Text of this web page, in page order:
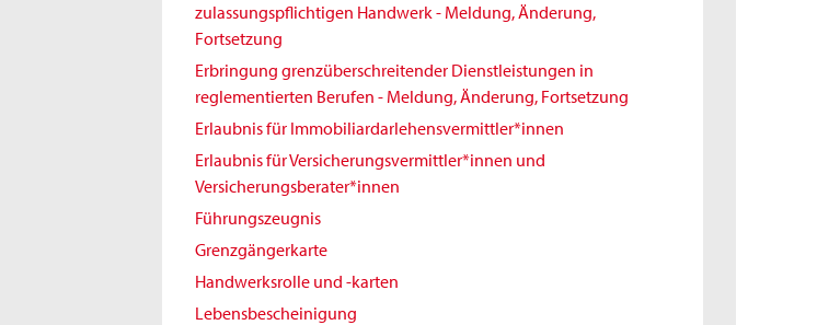
zulassungspflichtigen Handwerk - Meldung, Änderung,
Fortsetzung
Erbringung grenzüberschreitender Dienstleistungen in
reglementierten Berufen - Meldung, Änderung, Fortsetzung
Erlaubnis für Immobiliardarlehensvermittler*innen
Erlaubnis für Versicherungsvermittler*innen und
Versicherungsberater*innen
Führungszeugnis
Grenzgängerkarte
Handwerksrolle und -karten
Lebensbescheinigung